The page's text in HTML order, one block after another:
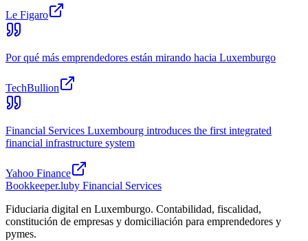
Le Figaro
Por qué más emprendedores están mirando hacia Luxemburgo
TechBullion
Financial Services Luxembourg introduces the first integrated
financial infrastructure system
Yahoo Finance
Bookkeeper.luby Financial Services
Fiduciaria digital en Luxemburgo. Contabilidad, fiscalidad,
constitución de empresas y domiciliación para emprendedores y
pymes.